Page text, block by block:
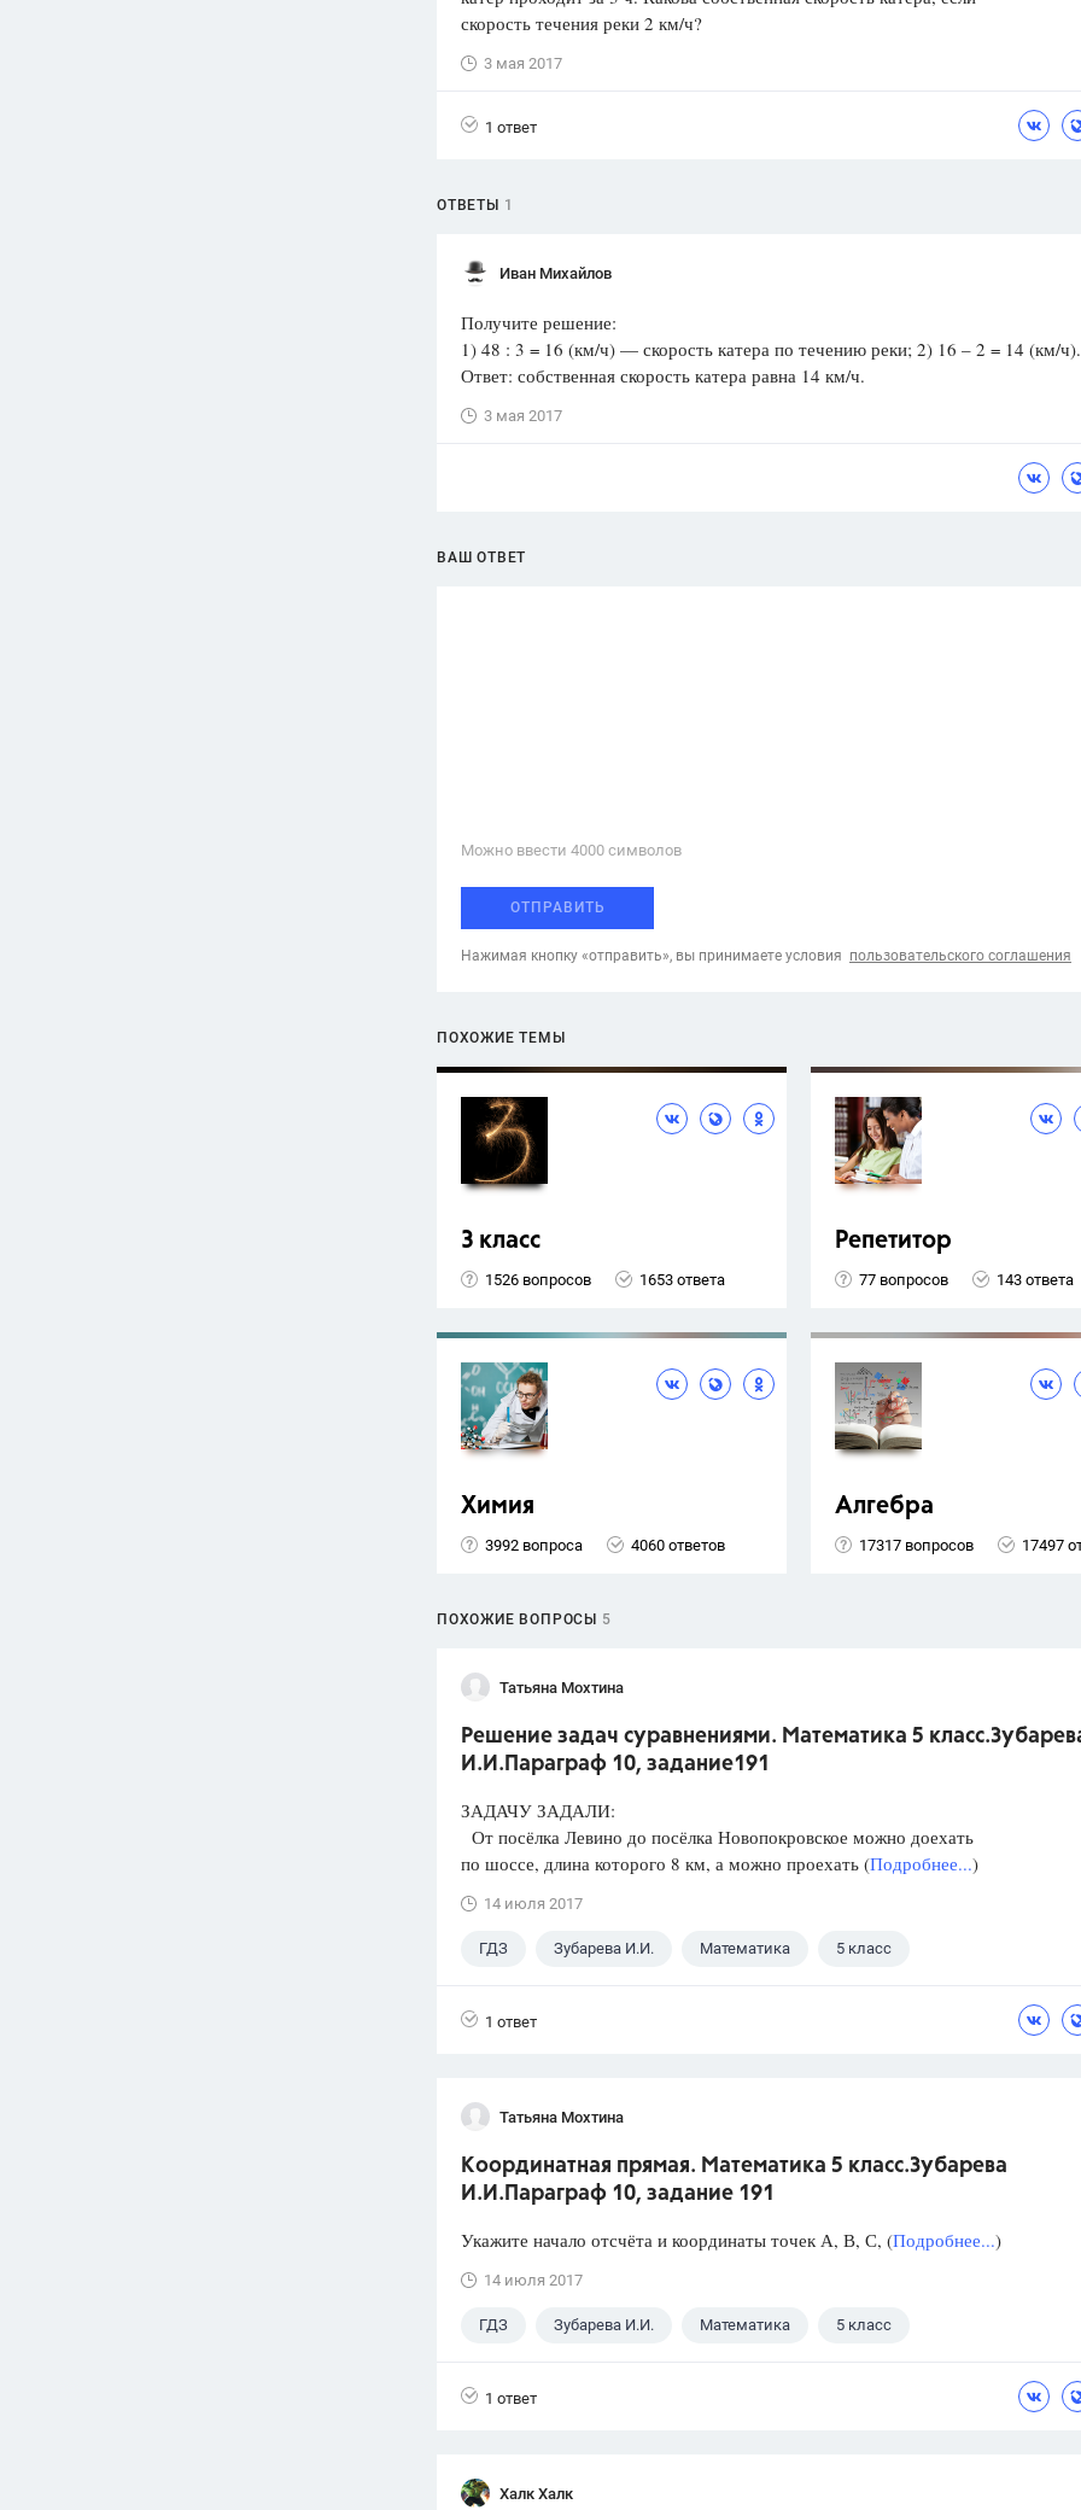
1752 ответа
ответа
1551 ответ
ответов
Красота,
скорость течения реки 2 км/ч?
3 мая 2017
1 ответ
ОТВЕТЫ 1
Иван Михайлов
Получите решение:
1) 48 : 3 = 16 (км/ч) — скорость катера по течению реки; 2) 16 – 2 = 14 (км/ч).
Ответ: собственная скорость катера равна 14 км/ч.
3 мая 2017
ВАШ ОТВЕТ
Можно ввести 4000 cимволов
ОТПРАВИТЬ
Нажимая кнопку «отправить», вы принимаете условия пользовательского соглашения
ПОХОЖИЕ ТЕМЫ
3 класс
1526 вопросов 1653 ответа
Репетитор
77 вопросов 143 ответа
Химия
3992 вопроса 4060 ответов
Алгебра
17317 вопросов 17497
ПОХОЖИЕ ВОПРОСЫ 5
Татьяна Мохтина
Решение задач суравнениями. Математика 5
И.И.Параграф 10, задание191
ЗАДАЧУ ЗАДАЛИ:
От посёлка Левино до посёлка Новопокровское можно доехать
по шоссе, длина которого 8 км, а можно проехать (Подробнее...)
14 июля 2017
ГДЗ Зубарева И.И. Математика 5 класс
1 ответ
Татьяна Мохтина
Координатная прямая. Математика 5 класс.Зубарева
И.И.Параграф 10, задание 191
Укажите начало отсчёта и координаты точек А, В, С, (Подробнее...)
14 июля 2017
ГДЗ Зубарева И.И. Математика 5 класс
1 ответ
Халк Халк